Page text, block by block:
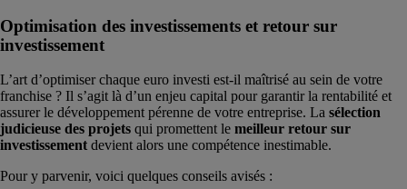
Optimisation des investissements et retour sur
investissement
L’art d’optimiser chaque euro investi est-il maîtrisé au sein de votre
franchise ? Il s’agit là d’un enjeu capital pour garantir la rentabilité et
assurer le développement pérenne de votre entreprise. La sélection
judicieuse des projets qui promettent le meilleur retour sur
investissement devient alors une compétence inestimable.
Pour y parvenir, voici quelques conseils avisés :